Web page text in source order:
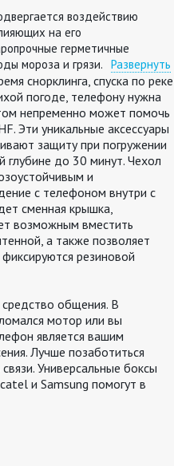
воздействию
на его
герметичные
мороза и грязи. Развернуть
снорклинга, спуска по реке
погоде, телефону нужна
непременно может помочь
Эти уникальные аксессуары
защиту при погружении
до 30 минут. Чехол
и
с телефоном внутри с
сменная крышка,
возможным вместить
а также позволяет
резиновой
общения. В
мотор или вы
является вашим
Лучше позаботиться
Универсальные боксы
и Samsung помогут в